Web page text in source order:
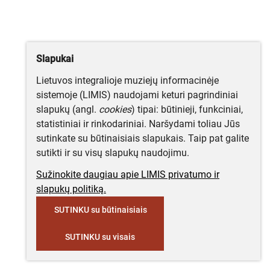
Slapukai
Lietuvos integralioje muziejų informacinėje
sistemoje (LIMIS) naudojami keturi pagrindiniai
slapukų (angl. cookies) tipai: būtinieji, funkciniai,
statistiniai ir rinkodariniai. Naršydami toliau Jūs
sutinkate su būtinaisiais slapukais. Taip pat galite
sutikti ir su visų slapukų naudojimu.
Sužinokite daugiau apie LIMIS privatumo ir
slapukų politiką.
SUTINKU su būtinaisiais
SUTINKU su visais